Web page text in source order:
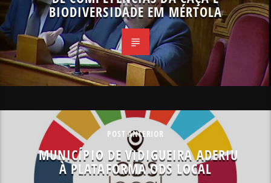
BIODIVERSIDADE EM MÉRTOLA
POST ANTERIOR
MUNICÍPIO DE VIDIGUEIRA ADERIU
À PLATAFORMA ODS LOCAL